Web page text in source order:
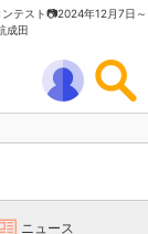
テスト📷2024年12月7日～
成田
ニュース